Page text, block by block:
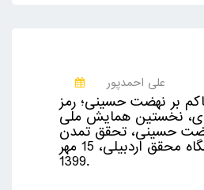
علی احمدپور
بر نهضت حسینی؛ رمز
نخستین همایش ملی
حسینی، تحقق تمدن
نوین اسلامی، دانشگاه محقق اردبیلی، 15 مهر
1399.